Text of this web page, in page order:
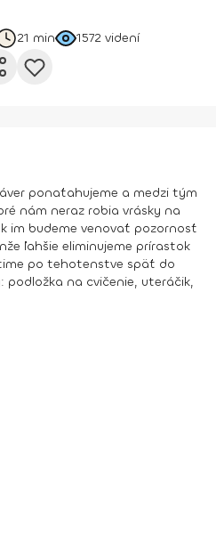
21 min 1572 videní
ponaťahujeme a medzi tým
nám neraz robia vrásky na
im budeme venovať pozornosť
ľahšie eliminujeme prírastok
po tehotenstve späť do
podložka na cvičenie, uteráčik,